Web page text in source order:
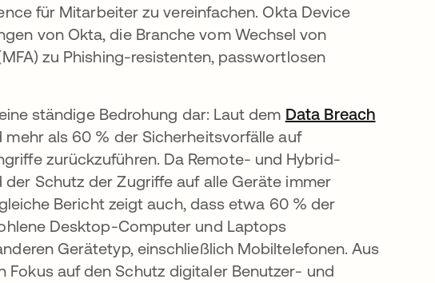
für Mitarbeiter zu vereinfachen. Okta Device
von Okta, die Branche vom Wechsel von
zu Phishing-resistenten, passwortlosen
ständige Bedrohung dar: Laut dem Data Breach
einer neuen Registerkarte geöffnet
als 60 % der Sicherheitsvorfälle auf
zurückzuführen. Da Remote- und Hybrid-
Schutz der Zugriffe auf alle Geräte immer
Bericht zeigt auch, dass etwa 60 % der
Desktop-Computer und Laptops
Gerätetyp, einschließlich Mobiltelefonen. Aus
Fokus auf den Schutz digitaler Benutzer- und